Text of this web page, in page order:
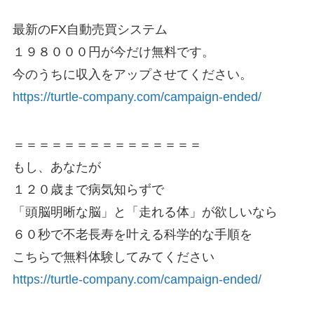
最新のFX自動売買システム
１９８０００円が今だけ無料です。
今のうちに収入をアップさせてください。
https://turtle-company.com/campaign-ended/
＝＝＝＝＝＝＝＝＝＝＝＝＝＝＝
もし、あなたが
１２０歳まで病気知らずで
「頭脳明晰な脳」と「走れる体」が欲しいなら
６０秒で不老長寿を叶える科学的な手順を
こちらで無料体験してみてください
https://turtle-company.com/campaign-ended/